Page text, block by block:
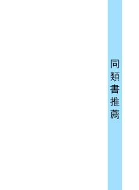
同
類
書
推
薦